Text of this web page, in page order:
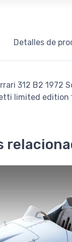
Detalles de
312 B2 1972
limited edition